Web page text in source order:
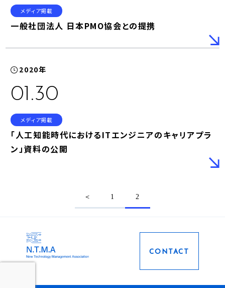
メディア掲載
一般社団法人 日本PMO協会との提携
2020年
01.30
メディア掲載
「人工知能時代におけるITエンジニアのキャリアプラ
ン」資料の公開
＜ 1 2
CONTACT